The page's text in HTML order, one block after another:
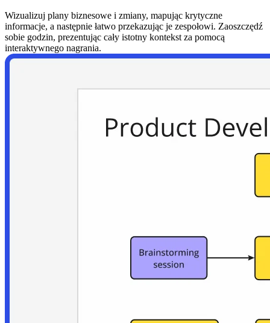
Wizualizuj plany biznesowe i zmiany, mapując krytyczne
informacje, a następnie łatwo przekazując je zespołowi. Zaoszczędź
sobie godzin, prezentując cały istotny kontekst za pomocą
interaktywnego nagrania.